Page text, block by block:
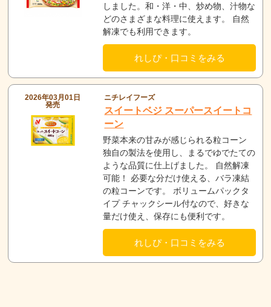
しました。和・洋・中、炒め物、汁物な
どのさまざまな料理に使えます。 自然
解凍でも利用できます。
れしぴ・口コミをみる
2026年03月01日
発売
ニチレイフーズ
スイートベジ スーパースイートコ
ーン
野菜本来の甘みが感じられる粒コーン
独自の製法を使用し、まるでゆでたての
ような品質に仕上げました。 自然解凍
可能！ 必要な分だけ使える、バラ凍結
の粒コーンです。 ボリュームパックタ
イプ チャックシール付なので、好きな
量だけ使え、保存にも便利です。
れしぴ・口コミをみる